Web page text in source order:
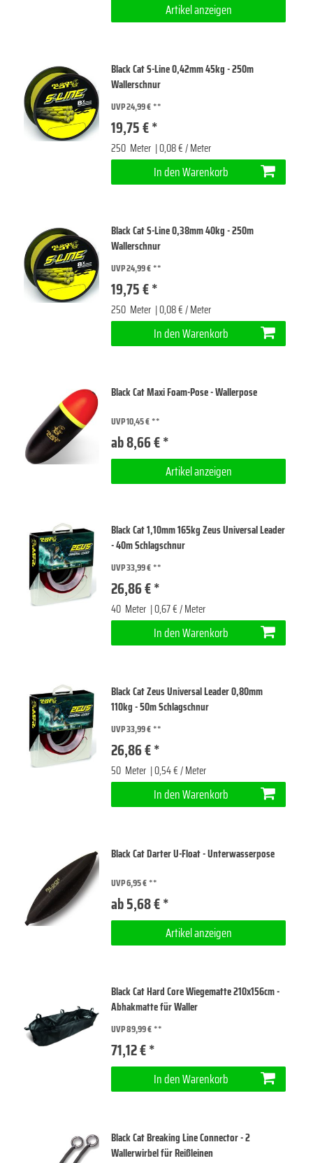
Artikel anzeigen
Black Cat S-Line 0,42mm 45kg - 250m
Wallerschnur
UVP 24,99 €
19,75 € *
250 Meter | 0,08 € / Meter
In den Warenkorb
Black Cat S-Line 0,38mm 40kg - 250m
Wallerschnur
UVP 24,99 €
19,75 € *
250 Meter | 0,08 € / Meter
In den Warenkorb
Black Cat Maxi Foam-Pose - Wallerpose
UVP 10,45 €
ab 8,66 € *
Artikel anzeigen
Black Cat 1,10mm 165kg Zeus Universal Leader
- 40m Schlagschnur
UVP 33,99 €
26,86 € *
40 Meter | 0,67 € / Meter
In den Warenkorb
Black Cat Zeus Universal Leader 0,80mm
110kg - 50m Schlagschnur
UVP 33,99 €
26,86 € *
50 Meter | 0,54 € / Meter
In den Warenkorb
Black Cat Darter U-Float - Unterwasserpose
UVP 6,95 €
ab 5,68 € *
Artikel anzeigen
Black Cat Hard Core Wiegematte 210x156cm -
Abhakmatte für Waller
UVP 89,99 €
71,12 € *
In den Warenkorb
Black Cat Breaking Line Connector - 2
Wallerwirbel für Reißleinen